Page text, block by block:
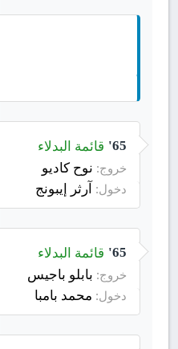
65' قائمة البدلاء
خروج: نوح كاديو
دخول: آرثر إيبونج
65' قائمة البدلاء
خروج: بابلو باجيس
دخول: محمد بامبا